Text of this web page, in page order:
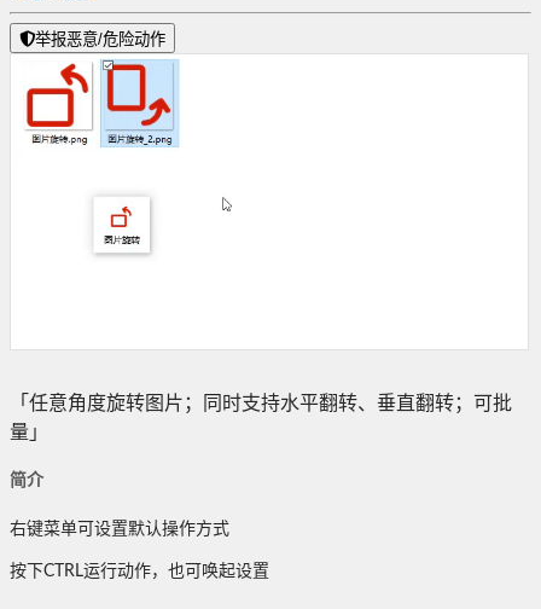
举报恶意/危险动作
「任意角度旋转图片；同时支持水平翻转、垂直翻转；可批
量」
简介
右键菜单可设置默认操作方式
按下CTRL运行动作，也可唤起设置